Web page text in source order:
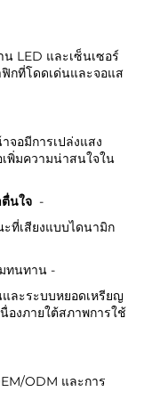
น LED และเซ็นเซอร์
กที่โดดเด่นและจอแส
จอมีการเปล่งแสง
พิ่มความน่าสนใจใน
นใจ -
ที่เสียงแบบไดนามิก
ทนทาน -
ละระบบหยอดเหรียญ
องภายใต้สภาพการใช้
ODM และการ